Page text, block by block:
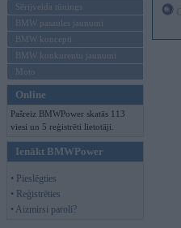
Sērijveida tūnings
BMW pasaules jaunumi
BMW koncepti
BMW konkurentu jaunumi
Moto
Online
Pašreiz BMWPower skatās 113
viesi un 5 reģistrēti lietotāji.
Ienākt BMWPower
• Pieslēgties
• Reģistrēties
• Aizmirsi paroli?